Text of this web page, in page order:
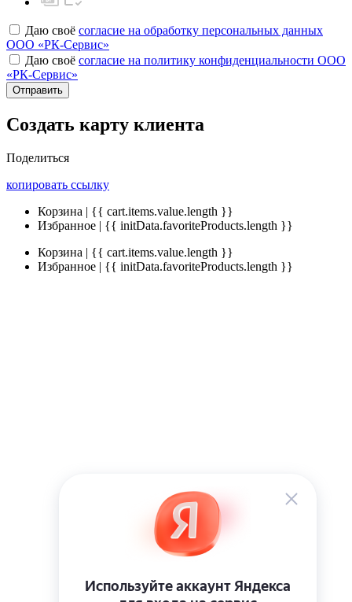
Даю своё согласие на обработку персональных данных
ООО «РК-Сервис»
Даю своё согласие на политику конфиденциальности ООО
«РК-Сервис»
Отправить
Создать карту клиента
Поделиться
копировать ссылку
Корзина | {{ cart.items.value.length }}
Избранное | {{ initData.favoriteProducts.length }}
Корзина | {{ cart.items.value.length }}
Избранное | {{ initData.favoriteProducts.length }}